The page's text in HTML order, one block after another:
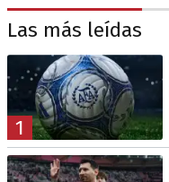
Las más leídas
1